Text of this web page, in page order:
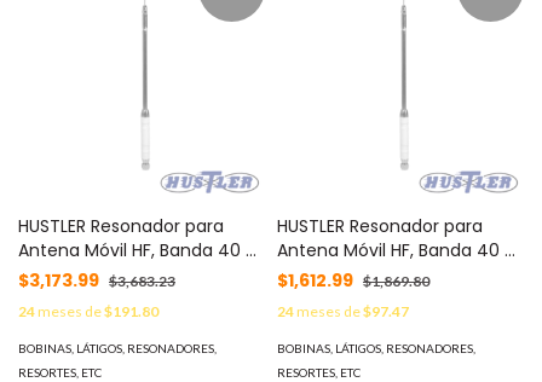
HUSTLER Resonador para
Antena Móvil HF, Banda 40 m
(7 MHz) MOD: RM-40S
$3,173.99 $3,683.23
24meses de$191.80
BOBINAS, LÁTIGOS, RESONADORES,
RESORTES, ETC
HUSTLER Resonador para
Antena Móvil HF, Banda 40 m
(7 MHz) MOD: RM-40
$1,612.99 $1,869.80
24meses de$97.47
BOBINAS, LÁTIGOS, RESONADORES,
RESORTES, ETC